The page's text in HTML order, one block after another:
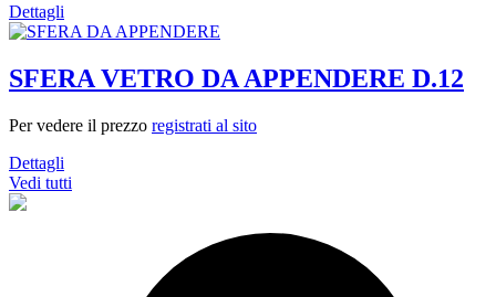
Dettagli
SFERA VETRO DA APPENDERE D.12
Per vedere il prezzo registrati al sito
Dettagli
Vedi tutti